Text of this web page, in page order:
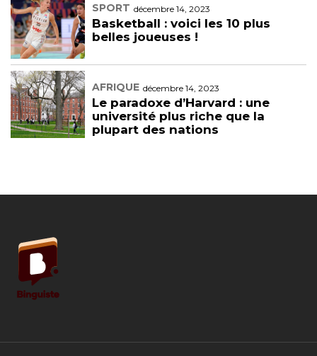
SPORT décembre 14, 2023
Basketball : voici les 10 plus
belles joueuses !
AFRIQUE décembre 14, 2023
Le paradoxe d’Harvard : une
université plus riche que la
plupart des nations